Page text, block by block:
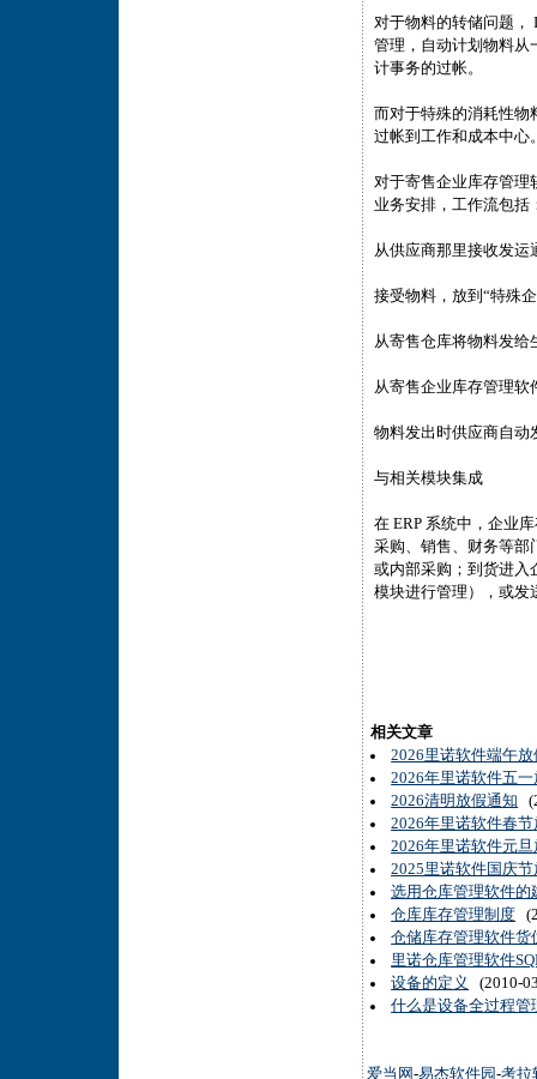
对于物料的转储问题，
管理，自动计划物料从
计事务的过帐。
而对于特殊的消耗性物
过帐到工作和成本中心
对于寄售企业库存管理
业务安排，工作流包括
从供应商那里接收发运
接受物料，放到“特殊
从寄售仓库将物料发给
从寄售企业库存管理软
物料发出时供应商自动
与相关模块集成
在 ERP 系统中，企业
采购、销售、财务等部
或内部采购；到货进入
模块进行管理），或发
相关文章
2026里诺软件端午
2026年里诺软件五
2026清明放假通知
2026年里诺软件春
2026年里诺软件元
2025里诺软件国庆
选用仓库管理软件的
仓库库存管理制度
仓储库存管理软件货
里诺仓库管理软件
设备的定义
(2010-
什么是设备全过程管
爱当网 -易杰软件园 -考拉